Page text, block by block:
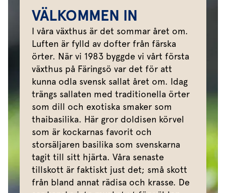
VÄLKOMMEN IN
I våra växthus är det sommar året om.
Luften är fylld av dofter från färska
örter. När vi 1983 byggde vi vårt första
växthus på Färingsö var det för att
kunna odla svensk sallat året om. Idag
trängs sallaten med traditionella örter
som dill och exotiska smaker som
thaibasilika. Här gror doldisen körvel
som är kockarnas favorit och
storsäljaren basilika som svenskarna
tagit till sitt hjärta. Våra senaste
tillskott är faktiskt just det; små skott
från bland annat rädisa och krasse. De